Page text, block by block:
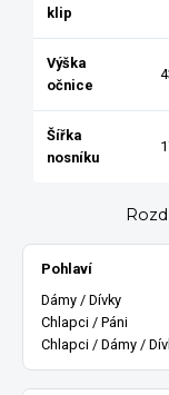
klip
Výška
očnice
Šířka
nosníku
Pohlaví
Dámy / Dívky
Chlapci / Páni
Chlapci / Dámy /